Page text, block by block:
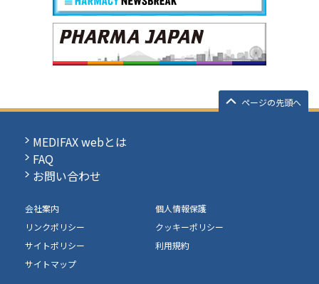
ページの先頭へ
MEDIFAX webとは
FAQ
お問い合わせ
会社案内
個人情報保護
リンクポリシー
クッキーポリシー
サイトポリシー
利用規約
サイトマップ